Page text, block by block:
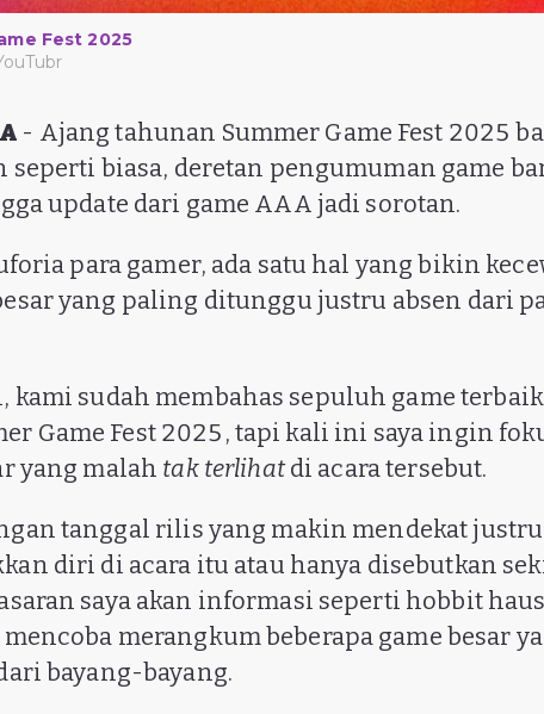
Fest 2025
- Ajang tahunan Summer Game Fest 2025
seperti biasa, deretan pengumuman game
update dari game AAA jadi sorotan.
para gamer, ada satu hal yang bikin
yang paling ditunggu justru absen dari
kami sudah membahas sepuluh game
Game Fest 2025, tapi kali ini saya ingin
yang malah tak terlihatdi acara tersebut.
tanggal rilis yang makin mendekat
diri di acara itu atau hanya disebutkan
saya akan informasi seperti hobbit
merangkum beberapa game besar
bayang-bayang.